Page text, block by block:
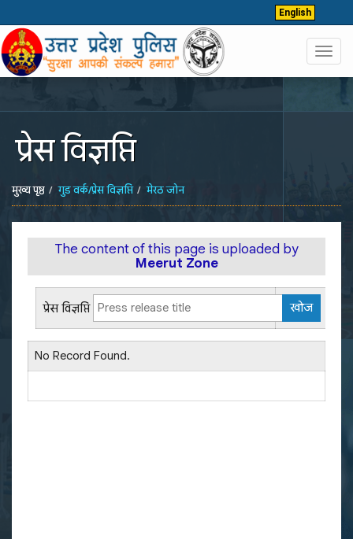
English
प्रेस विज्ञप्ति
मुख्य पृष्ठ गुड वर्क/प्रेस विज्ञप्ति मेरठ जोन
The content of this page is uploaded by
Meerut Zone
प्रेस विज्ञप्ति
No Record Found.